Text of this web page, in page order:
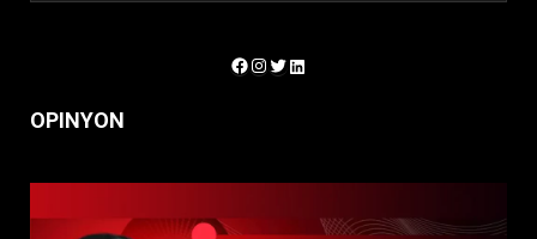
Facebook
Instagram
Twitter
LinkedIn
OPINYON